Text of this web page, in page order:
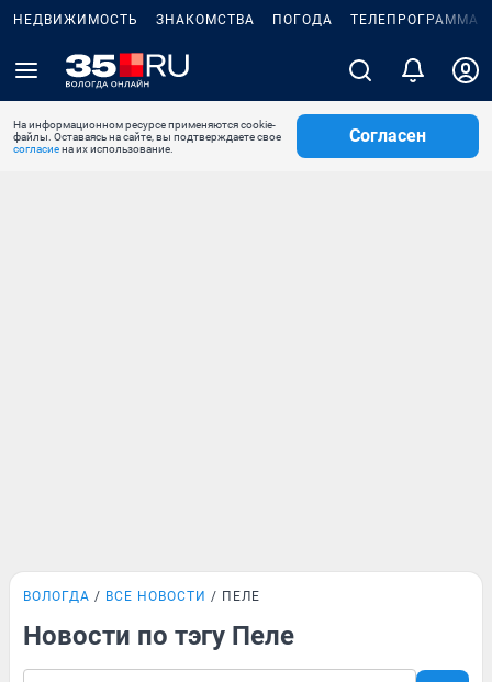
НЕДВИЖИМОСТЬ ЗНАКОМСТВА ПОГОДА ТЕЛЕПРОГРАММА
На информационном ресурсе применяются cookie-
файлы. Оставаясь на сайте, вы подтверждаете свое
согласиена их использование.
Согласен
ВОЛОГДА ВСЕ НОВОСТИ ПЕЛЕ
Новости по тэгу Пеле